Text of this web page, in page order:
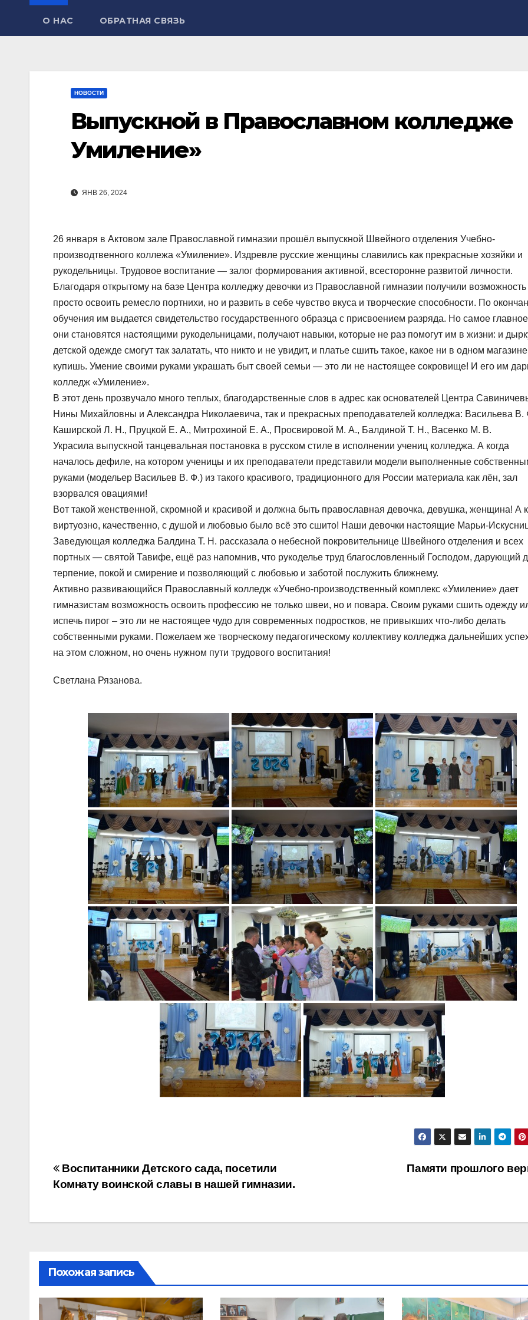
О НАС ОБРАТНАЯ СВЯЗЬ
НОВОСТИ
Выпускной в Православном колледже
Умиление»
ЯНВ 26, 2024
26 января в Актовом зале Православной гимназии прошёл выпускной Швейного отделения Учебно-
производтвенного коллежа «Умиление». Издревле русские женщины славились как прекрасные хозяйки и
рукодельницы. Трудовое воспитание — залог формирования активной, всесторонне развитой личности.
Благодаря открытому на базе Центра колледжу девочки из Православной гимназии получили
просто освоить ремесло портнихи, но и развить в себе чувство вкуса и творческие способности. По
обучения им выдается свидетельство государственного образца с присвоением разряда. Но самое
они становятся настоящими рукодельницами, получают навыки, которые не раз помогут им в жизни: и
детской одежде смогут так залатать, что никто и не увидит, и платье сшить такое, какое ни в одном
купишь. Умение своими руками украшать быт своей семьи — это ли не настоящее сокровище! И его им
колледж «Умиление».
В этот день прозвучало много теплых, благодарственные слов в адрес как основателей Центра
Нины Михайловны и Александра Николаевича, так и прекрасных преподавателей колледжа: Васильева В.
Каширской Л. Н., Пруцкой Е. А., Митрохиной Е. А., Просвировой М. А., Балдиной Т. Н., Васенко М. В.
Украсила выпускной танцевальная постановка в русском стиле в исполнении учениц колледжа. А когда
началось дефиле, на котором ученицы и их преподаватели представили модели выполненные
руками (модельер Васильев В. Ф.) из такого красивого, традиционного для России материала как лён, зал
взорвался овациями!
Вот такой женственной, скромной и красивой и должна быть православная девочка, девушка, женщина! А
виртуозно, качественно, с душой и любовью было всё это сшито! Наши девочки настоящие Марьи-
Заведующая колледжа Балдина Т. Н. рассказала о небесной покровительнице Швейного отделения и всех
портных — святой Тавифе, ещё раз напомнив, что рукоделье труд благословленный Господом, дарующий
терпение, покой и смирение и позволяющий с любовью и заботой послужить ближнему.
Активно развивающийся Православный колледж «Учебно-производственный комплекс «Умиление» дает
гимназистам возможность освоить профессию не только швеи, но и повара. Своим руками сшить одежду
испечь пирог – это ли не настоящее чудо для современных подростков, не привыкших что-либо делать
собственными руками. Пожелаем же творческому педагогическому коллективу колледжа дальнейших
на этом сложном, но очень нужном пути трудового воспитания!
Светлана Рязанова.
Навигация
записям
Памяти прошлого
Воспитанники Детского сада, посетили
Комнату воинской славы в нашей гимназии.
Похожая запись